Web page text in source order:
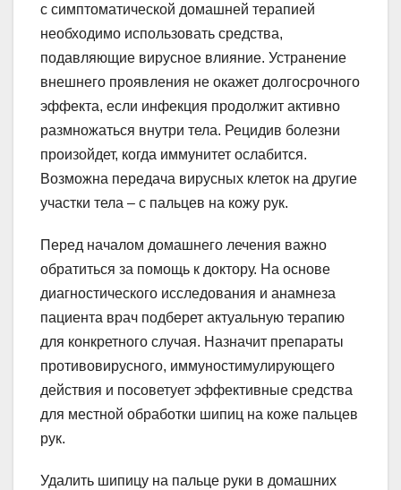
с симптоматической домашней терапией
необходимо использовать средства,
подавляющие вирусное влияние. Устранение
внешнего проявления не окажет долгосрочного
эффекта, если инфекция продолжит активно
размножаться внутри тела. Рецидив болезни
произойдет, когда иммунитет ослабится.
Возможна передача вирусных клеток на другие
участки тела – с пальцев на кожу рук.
Перед началом домашнего лечения важно
обратиться за помощь к доктору. На основе
диагностического исследования и анамнеза
пациента врач подберет актуальную терапию
для конкретного случая. Назначит препараты
противовирусного, иммуностимулирующего
действия и посоветует эффективные средства
для местной обработки шипиц на коже пальцев
рук.
Удалить шипицу на пальце руки в домашних